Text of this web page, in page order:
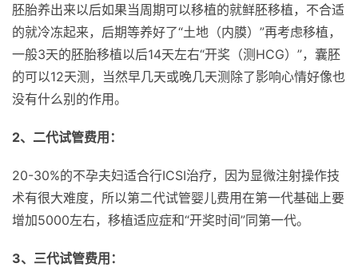
胚胎养出来以后如果当周期可以移植的就鲜胚移植，不合适
的就冷冻起来，后期等养好了“土地（内膜）”再考虑移植，
一般3天的胚胎移植以后14天左右“开奖（测HCG）”，囊胚
的可以12天测，当然早几天或晚几天测除了影响心情好像也
没有什么别的作用。
2、二代试管费用：
20-30%的不孕夫妇适合行ICSI治疗，因为显微注射操作技
术有很大难度，所以第二代试管婴儿费用在第一代基础上要
增加5000左右，移植适应症和“开奖时间”同第一代。
3、三代试管费用：